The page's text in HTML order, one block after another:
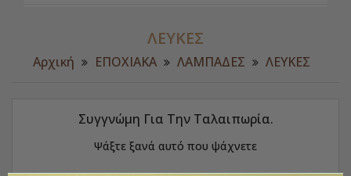
ΛΕΥΚΕΣ
Αρχική ΕΠΟΧΙΑΚΑ ΛΑΜΠΑΔΕΣ ΛΕΥΚΕΣ
Συγγνώμη Για Την Ταλαιπωρία.
Ψάξτε ξανά αυτό που ψάχνετε